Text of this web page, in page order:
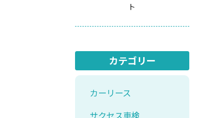
ト
カテゴリー
カーリース
サクセス車検